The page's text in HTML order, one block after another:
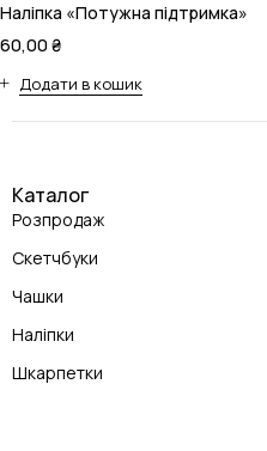
Наліпка «Потужна підтримка»
60,00 ₴
Додати в кошик
Каталог
Розпродаж
Скетчбуки
Чашки
Наліпки
Шкарпетки